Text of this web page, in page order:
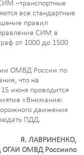
–транспортные
все стандартные
правил
СИМ в
от 1000 до 1500
ОМВД России по
что на
июня проводится
«Внимание:
движения
ПДД.
Я. ЛАВРИНЕНКО,
ОГАИ ОМВД Россиипо